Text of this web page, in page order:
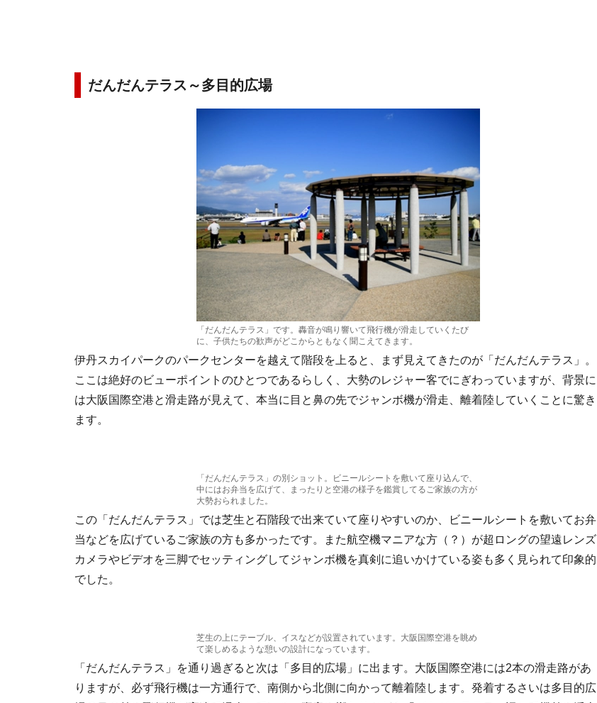
だんだんテラス～多目的広場
「だんだんテラス」です。轟音が鳴り響いて飛行機が滑走していくたび
に、子供たちの歓声がどこからともなく聞こえてきます。
伊丹スカイパークのパークセンターを越えて階段を上ると、まず見えてきたのが「だんだんテラス」。
ここは絶好のビューポイントのひとつであるらしく、大勢のレジャー客でにぎわっていますが、背景に
は大阪国際空港と滑走路が見えて、本当に目と鼻の先でジャンボ機が滑走、離着陸していくことに驚き
ます。
「だんだんテラス」の別ショット。ビニールシートを敷いて座り込んで、
中にはお弁当を広げて、まったりと空港の様子を鑑賞してるご家族の方が
大勢おられました。
この「だんだんテラス」では芝生と石階段で出来ていて座りやすいのか、ビニールシートを敷いてお弁
当などを広げているご家族の方も多かったです。また航空機マニアな方（？）が超ロングの望遠レンズ
カメラやビデオを三脚でセッティングしてジャンボ機を真剣に追いかけている姿も多く見られて印象的
でした。
芝生の上にテーブル、イスなどが設置されています。大阪国際空港を眺め
て楽しめるような憩いの設計になっています。
「だんだんテラス」を通り過ぎると次は「多目的広場」に出ます。大阪国際空港には2本の滑走路があ
りますが、必ず飛行機は一方通行で、南側から北側に向かって離着陸します。発着するさいは多目的広